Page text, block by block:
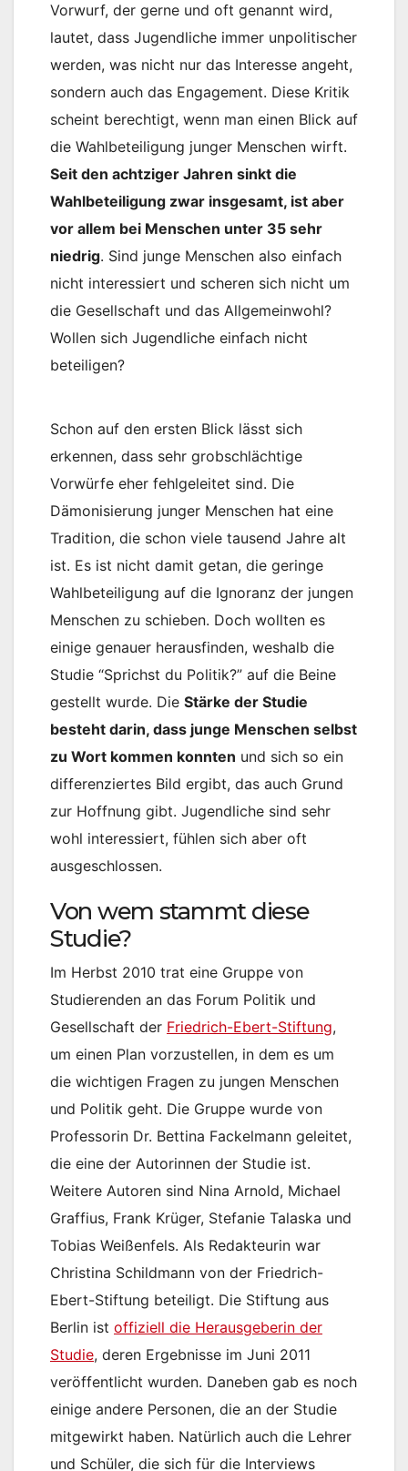
Vorwurf, der gerne und oft genannt wird,
lautet, dass Jugendliche immer unpolitischer
werden, was nicht nur das Interesse angeht,
sondern auch das Engagement. Diese Kritik
scheint berechtigt, wenn man einen Blick auf
die Wahlbeteiligung junger Menschen wirft.
Seit den achtziger Jahren sinkt die
Wahlbeteiligung zwar insgesamt, ist aber
vor allem bei Menschen unter 35 sehr
niedrig. Sind junge Menschen also einfach
nicht interessiert und scheren sich nicht um
die Gesellschaft und das Allgemeinwohl?
Wollen sich Jugendliche einfach nicht
beteiligen?
Schon auf den ersten Blick lässt sich
erkennen, dass sehr grobschlächtige
Vorwürfe eher fehlgeleitet sind. Die
Dämonisierung junger Menschen hat eine
Tradition, die schon viele tausend Jahre alt
ist. Es ist nicht damit getan, die geringe
Wahlbeteiligung auf die Ignoranz der jungen
Menschen zu schieben. Doch wollten es
einige genauer herausfinden, weshalb die
Studie “Sprichst du Politik?” auf die Beine
gestellt wurde. Die Stärke der Studie
besteht darin, dass junge Menschen selbst
zu Wort kommen konnten und sich so ein
differenziertes Bild ergibt, das auch Grund
zur Hoffnung gibt. Jugendliche sind sehr
wohl interessiert, fühlen sich aber oft
ausgeschlossen.
Von wem stammt diese
Studie?
Im Herbst 2010 trat eine Gruppe von
Studierenden an das Forum Politik und
Gesellschaft der Friedrich-Ebert-Stiftung,
um einen Plan vorzustellen, in dem es um
die wichtigen Fragen zu jungen Menschen
und Politik geht. Die Gruppe wurde von
Professorin Dr. Bettina Fackelmann geleitet,
die eine der Autorinnen der Studie ist.
Weitere Autoren sind Nina Arnold, Michael
Graffius, Frank Krüger, Stefanie Talaska und
Tobias Weißenfels. Als Redakteurin war
Christina Schildmann von der Friedrich-
Ebert-Stiftung beteiligt. Die Stiftung aus
Berlin ist offiziell die Herausgeberin der
Studie, deren Ergebnisse im Juni 2011
veröffentlicht wurden. Daneben gab es noch
einige andere Personen, die an der Studie
mitgewirkt haben. Natürlich auch die Lehrer
und Schüler, die sich für die Interviews